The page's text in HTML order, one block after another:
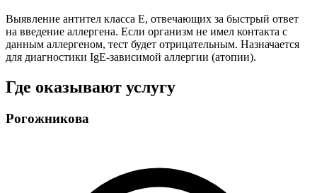
Выявление антител класса Е, отвечающих за быстрый ответ
на введение аллергена. Если организм не имел контакта с
данным аллергеном, тест будет отрицательным. Назначается
для диагностики IgE-зависимой аллергии (атопии).
Где оказывают услугу
Рогожникова